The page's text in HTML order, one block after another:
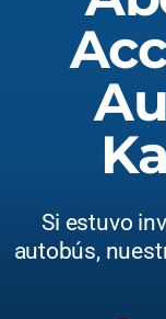
Si estuvo
autobús,